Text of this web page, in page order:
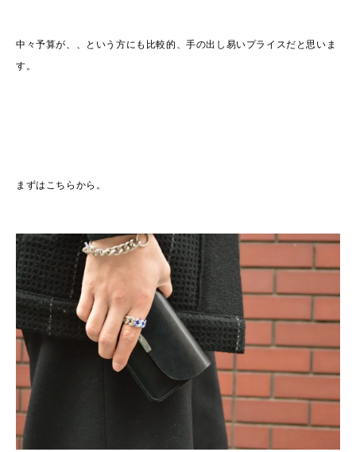
中々予算が、、という方にも比較的、手の出し易いプライスだと思いま
す。
まずはこちらから。